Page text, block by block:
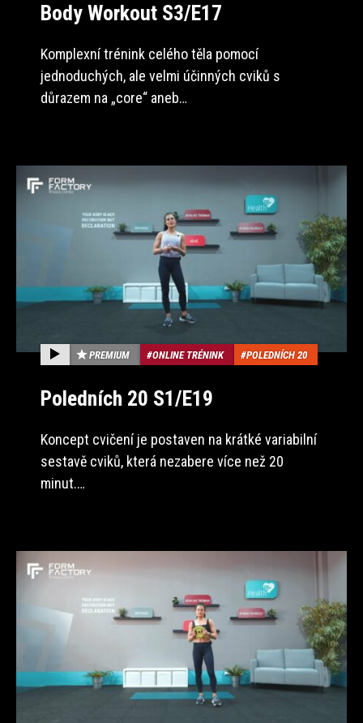
Body Workout S3/E17
Komplexní trénink celého těla pomocí
jednoduchých, ale velmi účinných cviků s
důrazem na „core“ aneb…
PREMIUM ONLINE TRÉNINK POLEDNÍCH 20
Poledních 20 S1/E19
Koncept cvičení je postaven na krátké variabilní
sestavě cviků, která nezabere více než 20
minut.…